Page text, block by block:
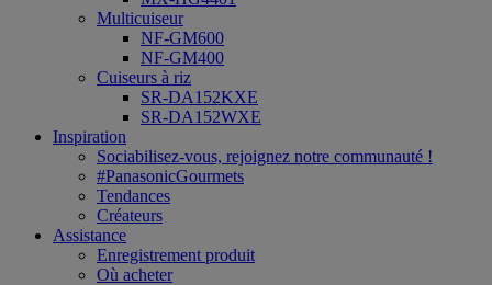
Multicuiseur
NF-GM600
NF-GM400
Cuiseurs à riz
SR-DA152KXE
SR-DA152WXE
Inspiration
Sociabilisez-vous, rejoignez notre communauté !
#PanasonicGourmets
Tendances
Créateurs
Assistance
Enregistrement produit
Où acheter